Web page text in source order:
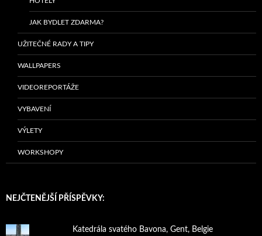
JAK BYDLET ZDARMA?
UŽITEČNÉ RADY A TIPY
WALLPAPERS
VIDEOREPORTÁŽE
VYBAVENÍ
VÝLETY
WORKSHOPY
NEJČTENĚJŠÍ PŘÍSPĚVKY:
Katedrála svatého Bavona, Gent, Belgie